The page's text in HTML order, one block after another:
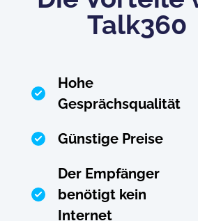
Talk360
Hohe
Gesprächsqualität
Günstige Preise
Der Empfänger
benötigt kein
Internet